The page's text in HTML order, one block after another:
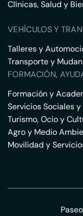
Clínicas, Salud y
VEHÍCULOS Y
Talleres y
Transporte y
FORMACIÓN,
Formación y
Servicios Sociales
Turismo, Ocio y
Agro y Medio
Movilidad y